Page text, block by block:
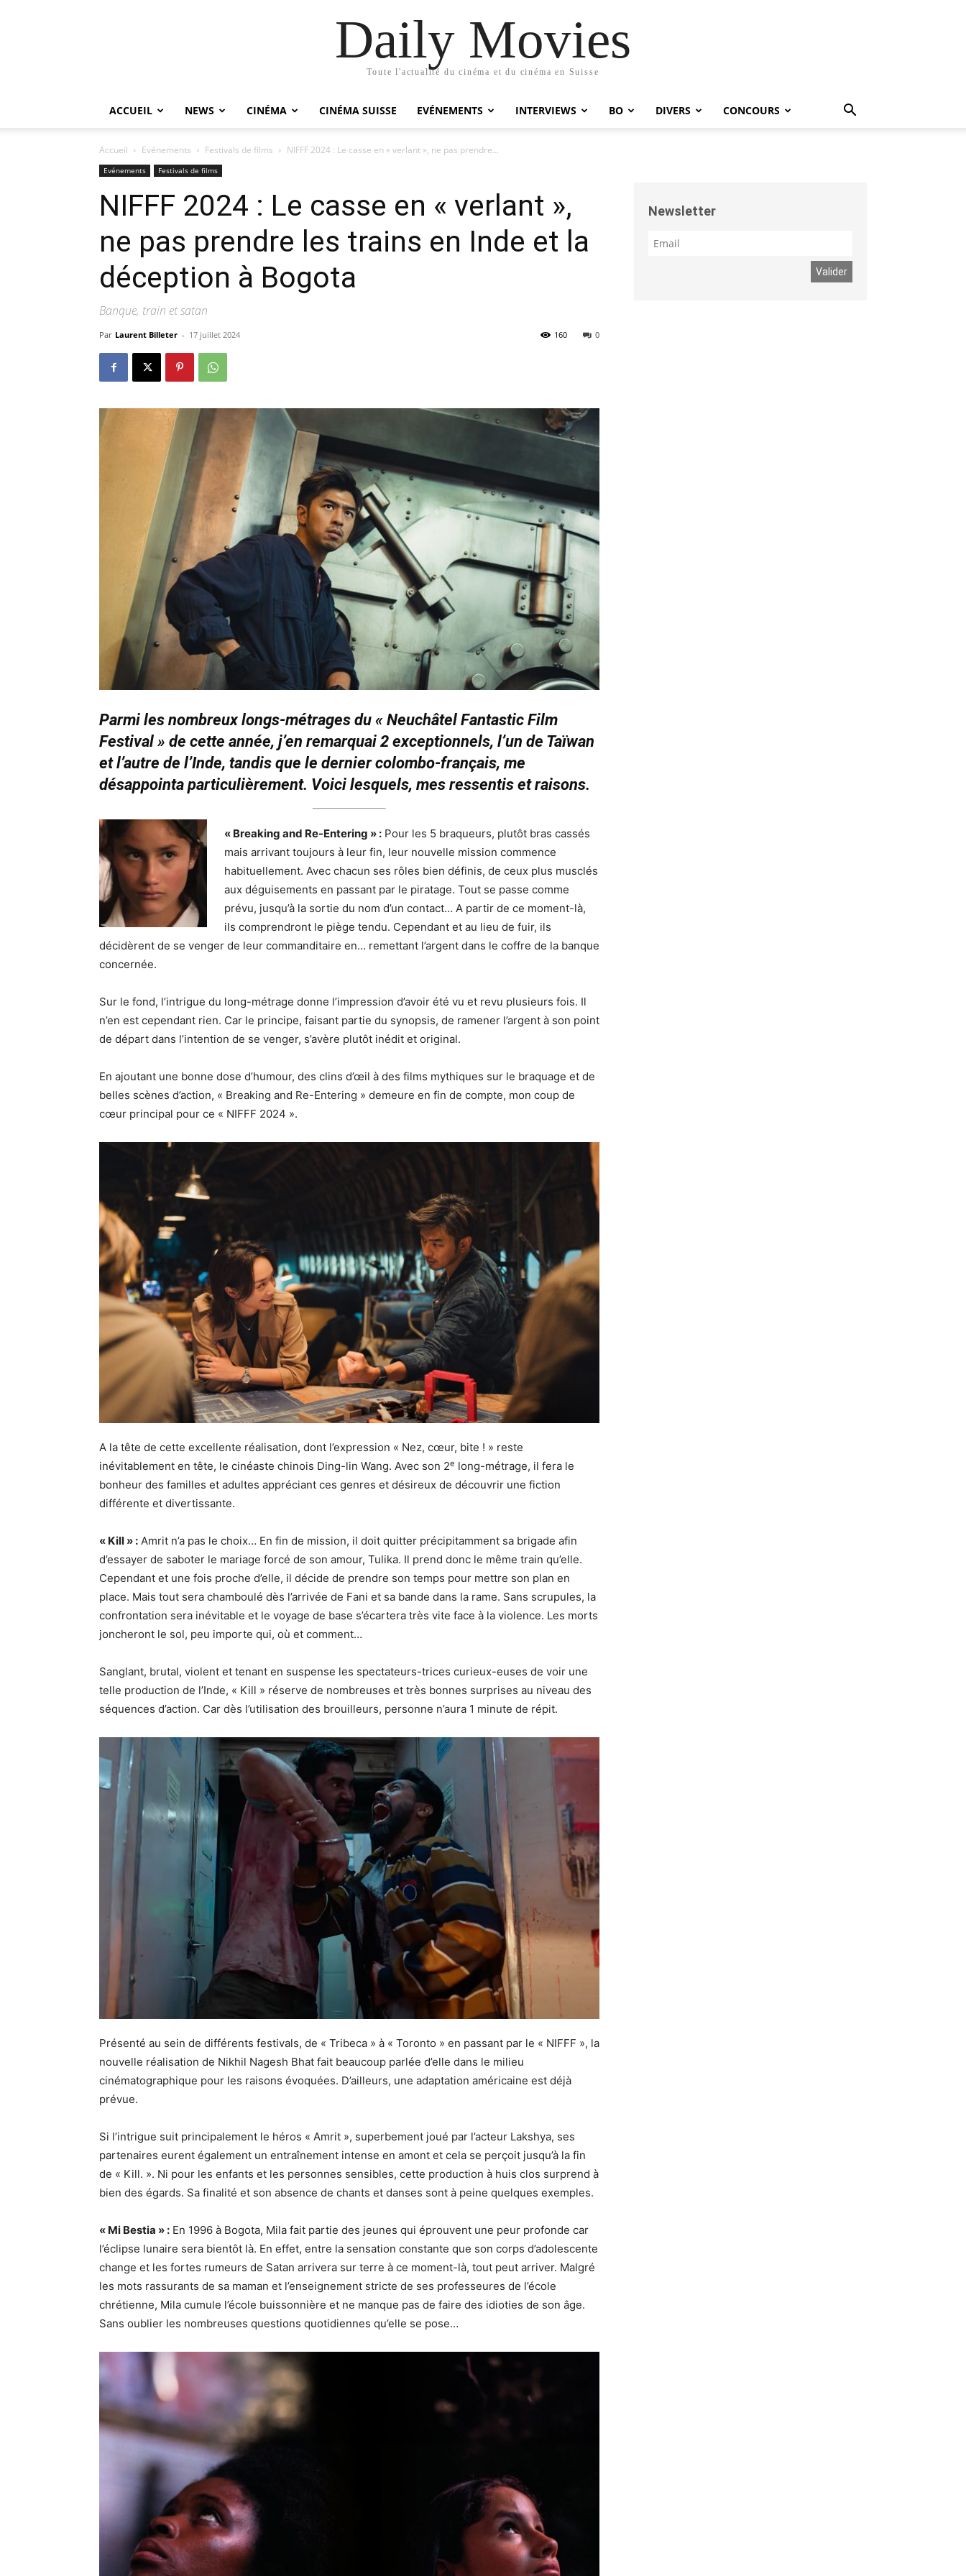
Daily Movies
Toute l'actualité du cinéma et du cinéma en Suisse
ACCUEIL NEWS CINÉMA CINÉMA SUISSE EVÉNEMENTS INTERVIEWS BO DIVERS CONCOURS
Accueil Evénements Festivals de films NIFFF 2024 : Le casse en « verlant », ne pas prendre...
Evénements Festivals de films
NIFFF 2024 : Le casse en « verlant »,
ne pas prendre les trains en Inde et la
déception à Bogota
Banque, train et satan
Par Laurent Billeter - 17 juillet 2024 0
160
Parmi les nombreux longs-métrages du « Neuchâtel Fantastic Film
Festival » de cette année, j’en remarquai 2 exceptionnels, l’un de Taïwan
et l’autre de l’Inde, tandis que le dernier colombo-français, me
désappointa particulièrement. Voici lesquels, mes ressentis et raisons.
« Breaking and Re-Entering » : Pour les 5 braqueurs, plutôt bras cassés
mais arrivant toujours à leur fin, leur nouvelle mission commence
habituellement. Avec chacun ses rôles bien définis, de ceux plus musclés
aux déguisements en passant par le piratage. Tout se passe comme
prévu, jusqu’à la sortie du nom d’un contact… A partir de ce moment-là,
ils comprendront le piège tendu. Cependant et au lieu de fuir, ils
décidèrent de se venger de leur commanditaire en… remettant l’argent dans le coffre de la banque
concernée.
Sur le fond, l’intrigue du long-métrage donne l’impression d’avoir été vu et revu plusieurs fois. Il
n’en est cependant rien. Car le principe, faisant partie du synopsis, de ramener l’argent à son point
de départ dans l’intention de se venger, s’avère plutôt inédit et original.
En ajoutant une bonne dose d’humour, des clins d’œil à des films mythiques sur le braquage et de
belles scènes d’action, « Breaking and Re-Entering » demeure en fin de compte, mon coup de
cœur principal pour ce « NIFFF 2024 ».
A la tête de cette excellente réalisation, dont l’expression « Nez, cœur, bite ! » reste
inévitablement en tête, le cinéaste chinois Ding-lin Wang. Avec son 2e long-métrage, il fera le
bonheur des familles et adultes appréciant ces genres et désireux de découvrir une fiction
différente et divertissante.
« Kill » : Amrit n’a pas le choix… En fin de mission, il doit quitter précipitamment sa brigade afin
d’essayer de saboter le mariage forcé de son amour, Tulika. Il prend donc le même train qu’elle.
Cependant et une fois proche d’elle, il décide de prendre son temps pour mettre son plan en
place. Mais tout sera chamboulé dès l’arrivée de Fani et sa bande dans la rame. Sans scrupules, la
confrontation sera inévitable et le voyage de base s’écartera très vite face à la violence. Les morts
joncheront le sol, peu importe qui, où et comment…
Sanglant, brutal, violent et tenant en suspense les spectateurs-trices curieux-euses de voir une
telle production de l’Inde, « Kill » réserve de nombreuses et très bonnes surprises au niveau des
séquences d’action. Car dès l’utilisation des brouilleurs, personne n’aura 1 minute de répit.
Présenté au sein de différents festivals, de « Tribeca » à « Toronto » en passant par le « NIFFF », la
nouvelle réalisation de Nikhil Nagesh Bhat fait beaucoup parlée d’elle dans le milieu
cinématographique pour les raisons évoquées. D’ailleurs, une adaptation américaine est déjà
prévue.
Si l’intrigue suit principalement le héros « Amrit », superbement joué par l’acteur Lakshya, ses
partenaires eurent également un entraînement intense en amont et cela se perçoit jusqu’à la fin
de « Kill. ». Ni pour les enfants et les personnes sensibles, cette production à huis clos surprend à
bien des égards. Sa finalité et son absence de chants et danses sont à peine quelques exemples.
« Mi Bestia » : En 1996 à Bogota, Mila fait partie des jeunes qui éprouvent une peur profonde car
l’éclipse lunaire sera bientôt là. En effet, entre la sensation constante que son corps d’adolescente
change et les fortes rumeurs de Satan arrivera sur terre à ce moment-là, tout peut arriver. Malgré
les mots rassurants de sa maman et l’enseignement stricte de ses professeures de l’école
chrétienne, Mila cumule l’école buissonnière et ne manque pas de faire des idioties de son âge.
Sans oublier les nombreuses questions quotidiennes qu’elle se pose…
Newsletter